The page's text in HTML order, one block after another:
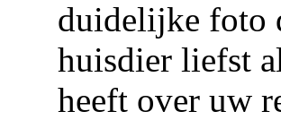
duidelijke foto
huisdier liefst
heeft over uw